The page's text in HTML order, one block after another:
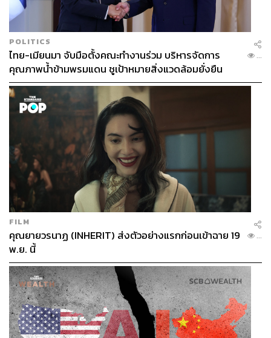
POLITICS
ไทย-เมียนมา จับมือตั้งคณะทำงานร่วม บริหารจัดการ
คุณภาพน้ำข้ามพรมแดน ชูเป้าหมายสิ่งแวดล้อมยั่งยืน
...
FILM
คุณยายวรนาฏ (INHERIT) ส่งตัวอย่างแรกก่อนเข้าฉาย 19
พ.ย. นี้
...